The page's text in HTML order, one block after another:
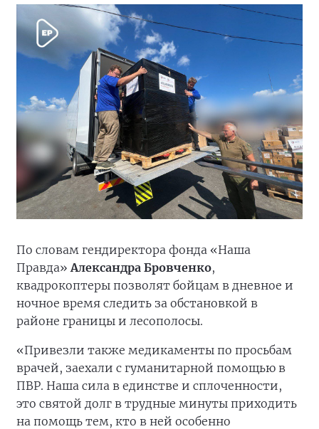
По словам гендиректора фонда «Наша
Правда» Александра Бровченко,
квадрокоптеры позволят бойцам в дневное и
ночное время следить за обстановкой в
районе границы и лесополосы.
«Привезли также медикаменты по просьбам
врачей, заехали с гуманитарной помощью в
ПВР. Наша сила в единстве и сплоченности,
это святой долг в трудные минуты приходить
на помощь тем, кто в ней особенно